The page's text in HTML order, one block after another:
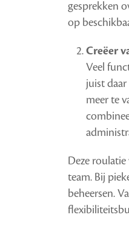
gesprekken
op
Creëer
Veel
juist
meer te
Deze
team. Bij
beheersen.